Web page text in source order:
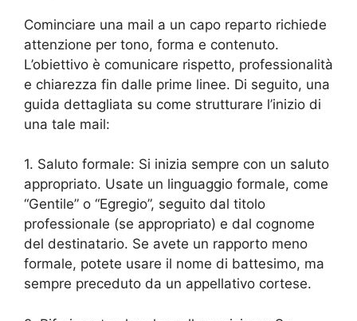
Cominciare una mail a un capo reparto richiede
attenzione per tono, forma e contenuto.
L’obiettivo è comunicare rispetto, professionalità
e chiarezza fin dalle prime linee. Di seguito, una
guida dettagliata su come strutturare l’inizio di
una tale mail:
1. Saluto formale: Si inizia sempre con un saluto
appropriato. Usate un linguaggio formale, come
“Gentile” o “Egregio”, seguito dal titolo
professionale (se appropriato) e dal cognome
del destinatario. Se avete un rapporto meno
formale, potete usare il nome di battesimo, ma
sempre preceduto da un appellativo cortese.